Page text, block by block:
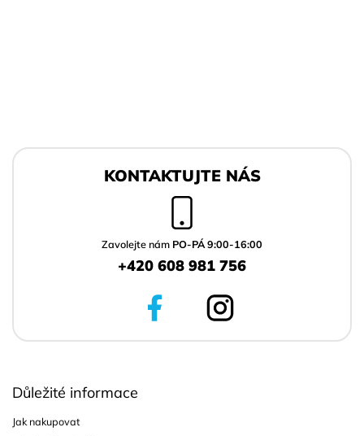
KONTAKTUJTE NÁS
Zavolejte nám PO-PÁ 9:00-16:00
+420 608 981 756
Důležité informace
Jak nakupovat